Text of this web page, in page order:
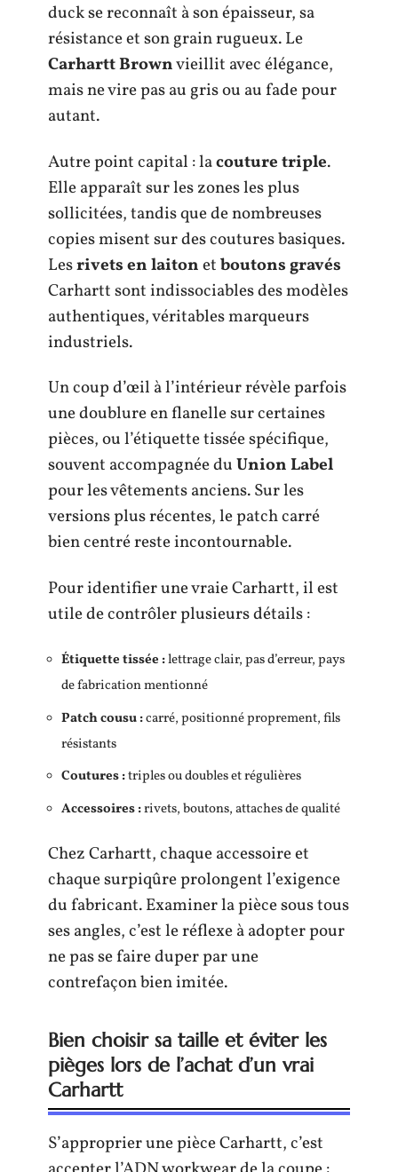
duck se reconnaît à son épaisseur, sa
résistance et son grain rugueux. Le
Carhartt Brownvieillit avec élégance,
mais ne vire pas au gris ou au fade pour
autant.
Autre point capital : lacouture triple.
Elle apparaît sur les zones les plus
sollicitées, tandis que de nombreuses
copies misent sur des coutures basiques.
Lesrivets en laitonetboutons gravés
Carhartt sont indissociables des modèles
authentiques, véritables marqueurs
industriels.
Un coup d’œil à l’intérieur révèle parfois
une doublure en flanelle sur certaines
pièces, ou l’étiquette tissée spécifique,
souvent accompagnée duUnion Label
pour les vêtements anciens. Sur les
versions plus récentes, le patch carré
bien centré reste incontournable.
Pour identifier une vraie Carhartt, il est
utile de contrôler plusieurs détails :
Étiquette tissée :lettrage clair, pas d’erreur, pays
de fabrication mentionné
Patch cousu :carré, positionné proprement, fils
résistants
Coutures :triples ou doubles et régulières
Accessoires :rivets, boutons, attaches de qualité
Chez Carhartt, chaque accessoire et
chaque surpiqûre prolongent l’exigence
du fabricant. Examiner la pièce sous tous
ses angles, c’est le réflexe à adopter pour
ne pas se faire duper par une
contrefaçon bien imitée.
Bien choisir sa taille et éviter les
pièges lors de l’achat d’un vrai
Carhartt
S’approprier une pièce Carhartt, c’est